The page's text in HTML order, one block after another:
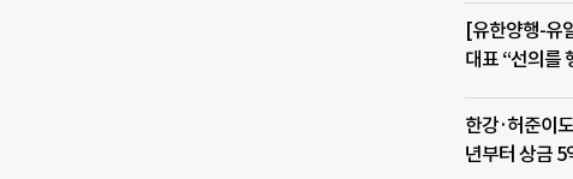
[유한양행-유
대표 “선의를
한강·허준이
년부터 상금 5